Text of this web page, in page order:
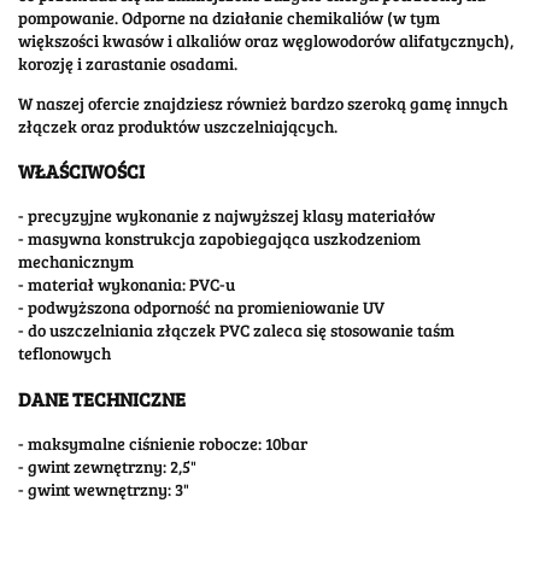
pompowanie. Odporne na działanie chemikaliów (w tym
większości kwasów i alkaliów oraz węglowodorów alifatycznych),
korozję i zarastanie osadami.
W naszej ofercie znajdziesz również bardzo szeroką gamę innych
złączek oraz produktów uszczelniających.
WŁAŚCIWOŚCI
- precyzyjne wykonanie z najwyższej klasy materiałów
- masywna konstrukcja zapobiegająca uszkodzeniom
mechanicznym
- materiał wykonania: PVC-u
- podwyższona odporność na promieniowanie UV
- do uszczelniania złączek PVC zaleca się stosowanie taśm
teflonowych
DANE TECHNICZNE
- maksymalne ciśnienie robocze: 10bar
- gwint zewnętrzny: 2,5"
- gwint wewnętrzny: 3"